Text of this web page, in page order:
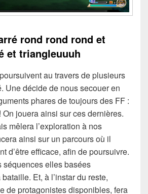
rond rond rond et
et triangleuuuh
au travers de plusieurs
Une décide de nous secouer en
phares de toujours des FF :
jouera ainsi sur ces dernières.
mêlera l’exploration à nos
ainsi sur un parcours où il
d’être efficace, afin de poursuivre.
séquences elles basées
Et, à l’instar du reste,
de protagonistes disponibles, fera